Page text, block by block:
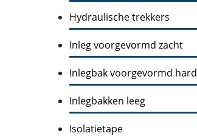
Hydraulische trekkers
Inleg voorgevormd zacht
Inlegbak voorgevormd hard
Inlegbakken leeg
Isolatietape